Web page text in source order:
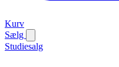
Kurv
Sælg
Studiesalg